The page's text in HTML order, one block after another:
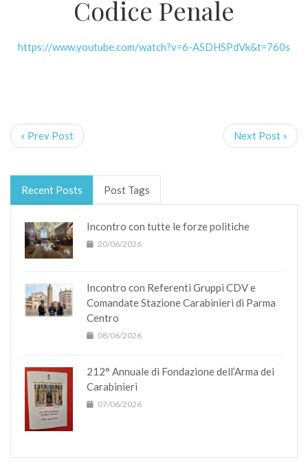
Codice Penale
https://www.youtube.com/watch?v=6-ASDHSPdVk&t=760s
« Prev Post Next Post »
Recent Posts Post Tags
Incontro con tutte le forze politiche
20/06/2026
Incontro con Referenti Gruppi CDV e
Comandate Stazione Carabinieri di Parma
Centro
08/06/2026
212° Annuale di Fondazione dell’Arma dei
Carabinieri
07/06/2026